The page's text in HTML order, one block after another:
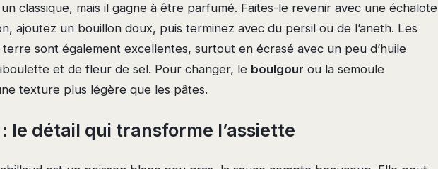
classique, mais il gagne à être parfumé. Faites-le revenir avec une échalote
ajoutez un bouillon doux, puis terminez avec du persil ou de l’aneth. Les
terre sont également excellentes, surtout en écrasé avec un peu d’huile
et de fleur de sel. Pour changer, le boulgour ou la semoule
texture plus légère que les pâtes.
le détail qui transforme l’assiette